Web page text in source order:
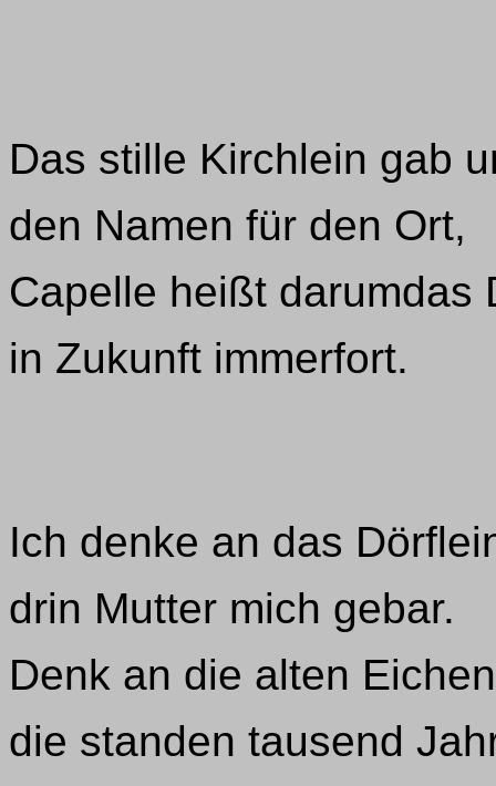
Das stille Kirchlein gab
den Namen für den Ort,
Capelle heißt darumdas
in Zukunft immerfort.
Ich denke an das
drin Mutter mich gebar.
Denk an die alten
die standen tausend